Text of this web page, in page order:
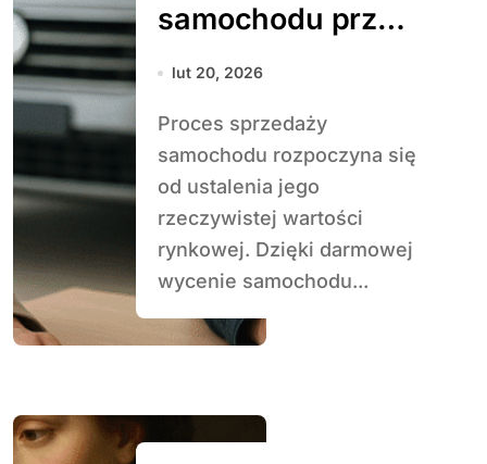
samochodu przy
sprzedaży
lut 20, 2026
Proces sprzedaży
samochodu rozpoczyna się
od ustalenia jego
rzeczywistej wartości
rynkowej. Dzięki darmowej
wycenie samochodu...